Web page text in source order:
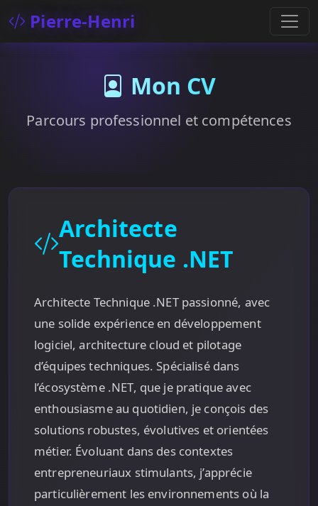
Pierre-Henri
Mon CV
Parcours professionnel et compétences
Architecte
Technique .NET
Architecte Technique .NET passionné, avec
une solide expérience en développement
logiciel, architecture cloud et pilotage
d’équipes techniques. Spécialisé dans
l’écosystème .NET, que je pratique avec
enthousiasme au quotidien, je conçois des
solutions robustes, évolutives et orientées
métier. Évoluant dans des contextes
entrepreneuriaux stimulants, j’apprécie
particulièrement les environnements où la